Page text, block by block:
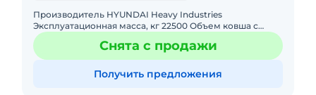
Производитель HYUNDAI Heavy Industries
Эксплуатационная масса, кг 22500 Объем ковша с
шапкой, м? 3,7; 4; 5,2 Усилие отрыва, кг 22100
Управление машиной Гидроста
Снята с продажи
Получить предложения